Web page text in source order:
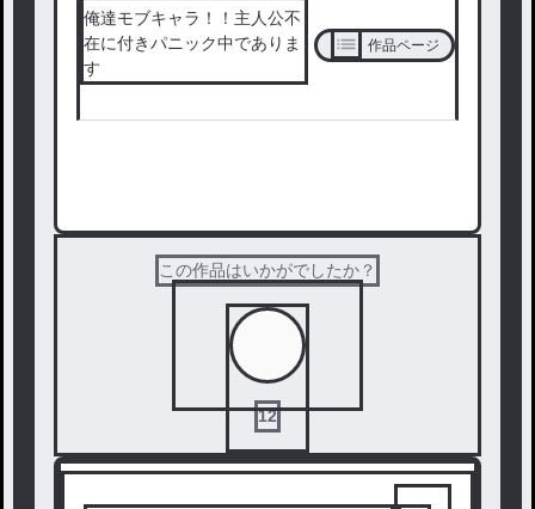
俺達モブキャラ！！主人公不
在に付きパニック中でありま
す
作品ページ
この作品はいかがでしたか？
12